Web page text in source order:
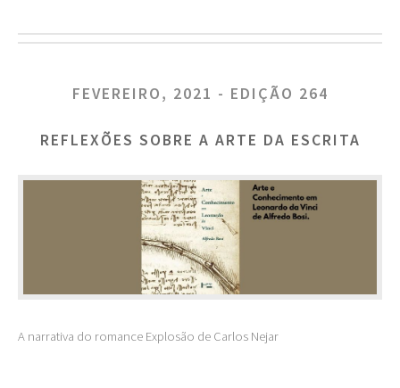
FEVEREIRO, 2021 - EDIÇÃO 264
REFLEXÕES SOBRE A ARTE DA ESCRITA
A narrativa do romance Explosão de Carlos Nejar